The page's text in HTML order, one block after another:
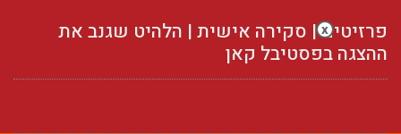
פרזיטים | סקירה אישית | הלהיט שגנב את
ההצגה בפסטיבל קאן
x